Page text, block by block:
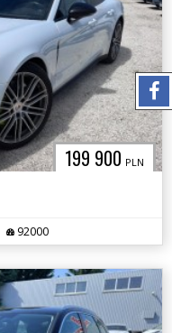
199 900 PLN
92000